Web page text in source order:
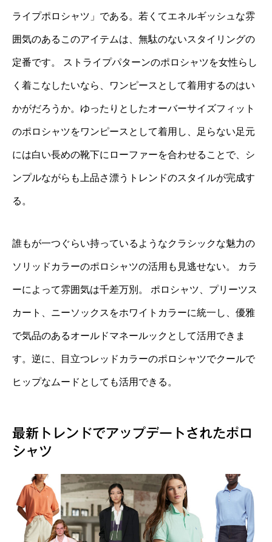
ライプポロシャツ」である。若くてエネルギッシュな雰
囲気のあるこのアイテムは、無駄のないスタイリングの
定番です。 ストライプパターンのポロシャツを女性らし
く着こなしたいなら、ワンピースとして着用するのはい
かがだろうか。ゆったりとしたオーバーサイズフィット
のポロシャツをワンピースとして着用し、足らない足元
には白い長めの靴下にローファーを合わせることで、シ
ンプルながらも上品さ漂うトレンドのスタイルが完成す
る。
誰もが一つぐらい持っているようなクラシックな魅力の
ソリッドカラーのポロシャツの活用も見逃せない。 カラ
ーによって雰囲気は千差万別。 ポロシャツ、プリーツス
カート、ニーソックスをホワイトカラーに統一し、優雅
で気品のあるオールドマネールックとして活用できま
す。逆に、目立つレッドカラーのポロシャツでクールで
ヒップなムードとしても活用できる。
最新トレンドでアップデートされたポロ
シャツ